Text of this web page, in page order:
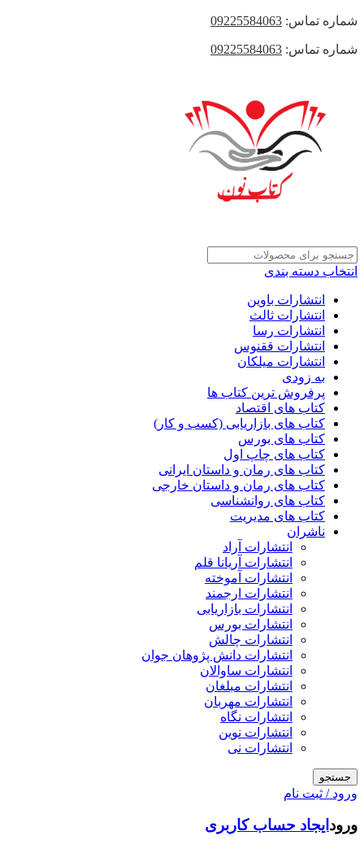
شماره تماس: 09225584063
شماره تماس: 09225584063
انتخاب دسته بندی
انتشارات باوین
انتشارات ثالث
انتشارات رسا
انتشارات ققنوس
انتشارات میلکان
به زودی
پرفروش ترین کتاب ها
کتاب های اقتصاد
کتاب های بازاریابی (کسب و کار)
کتاب های بورس
کتاب های چاپ اول
کتاب های رمان و داستان ایرانی
کتاب های رمان و داستان خارجی
کتاب های روانشناسی
کتاب های مدیریت
ناشران
انتشارات آراد
انتشارات آریانا قلم
انتشارات آموخته
انتشارات ارجمند
انتشارات بازاریابی
انتشارات بورس
انتشارات چالش
انتشارات دانش پژوهان جوان
انتشارات ساوالان
انتشارات مبلغان
انتشارات مهربان
انتشارات نگاه
انتشارات نوین
انتشارات نی
جستجو
ورود / ثبت نام
ورود ایجاد حساب کاربری